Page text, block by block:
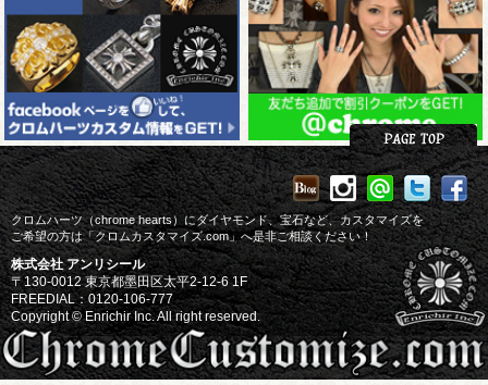
クロムハーツ（chrome hearts）にダイヤモンド、宝石など、カスタマイズを
ご希望の方は「クロムカスタマイズ.com」へ是非ご相談ください！
株式会社 アンリシール
〒130-0012 東京都墨田区太平2-12-6 1F
FREEDIAL：0120-106-777
Copyright © Enrichir Inc. All right reserved.